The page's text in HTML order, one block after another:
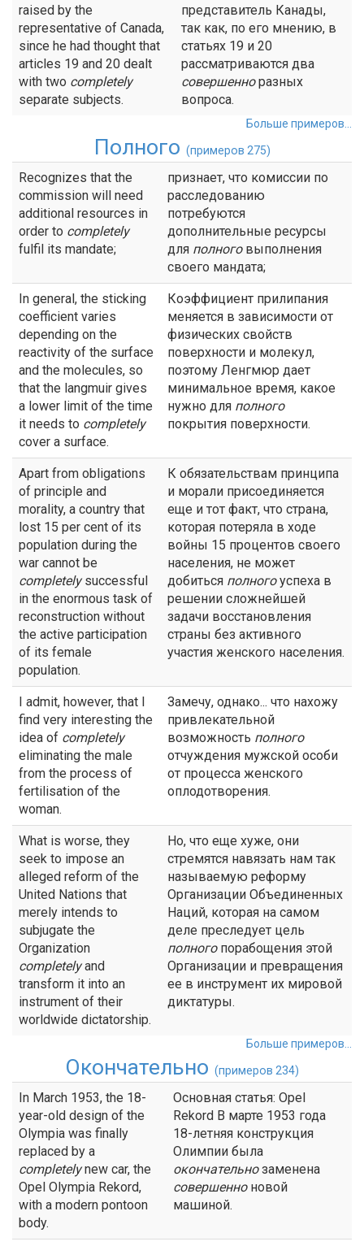
raised by the
representative of Canada,
since he had thought that
articles 19 and 20 dealt
with two completely
separate subjects.
представитель Канады,
так как, по его мнению, в
статьях 19 и 20
рассматриваются два
совершенноразных
вопроса.
Больше примеров...
Полного (примеров 275)
Recognizes that the
commission will need
additional resources in
order to completely
fulfil its mandate;
признает, что комиссии по
расследованию
потребуются
дополнительные ресурсы
для полноговыполнения
своего мандата;
In general, the sticking
coefficient varies
depending on the
reactivity of the surface
and the molecules, so
that the langmuir gives
a lower limit of the time
it needs to completely
cover a surface.
Коэффициент прилипания
меняется в зависимости от
физических свойств
поверхности и молекул,
поэтому Ленгмюр дает
минимальное время, какое
нужно для полного
покрытия поверхности.
Apart from obligations
of principle and
morality, a country that
lost 15 per cent of its
population during the
war cannot be
completelysuccessful
in the enormous task of
reconstruction without
the active participation
of its female
population.
К обязательствам принципа
и морали присоединяется
еще и тот факт, что страна,
которая потеряла в ходе
войны 15 процентов своего
населения, не может
добиться полногоуспеха в
решении сложнейшей
задачи восстановления
страны без активного
участия женского населения.
I admit, however, that I
find very interesting the
idea of completely
eliminating the male
from the process of
fertilisation of the
woman.
Замечу, однако... что нахожу
привлекательной
возможность полного
отчуждения мужской особи
от процесса женского
оплодотворения.
What is worse, they
seek to impose an
alleged reform of the
United Nations that
merely intends to
subjugate the
Organization
completelyand
transform it into an
instrument of their
worldwide dictatorship.
Но, что еще хуже, они
стремятся навязать нам так
называемую реформу
Организации Объединенных
Наций, которая на самом
деле преследует цель
полногопорабощения этой
Организации и превращения
ее в инструмент их мировой
диктатуры.
Больше примеров...
Окончательно (примеров 234)
In March 1953, the 18-
year-old design of the
Olympia was finally
replaced by a
completelynew car, the
Opel Olympia Rekord,
with a modern pontoon
body.
Основная статья: Opel
Rekord В марте 1953 года
18-летняя конструкция
Олимпии была
окончательнозаменена
совершенноновой
машиной.